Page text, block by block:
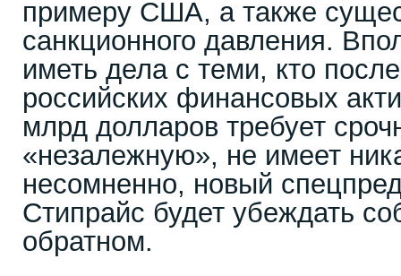
примеру США, а также
санкционного давления.
иметь дела с теми, кто
российских финансовых
млрд долларов требует
«незалежную», не имеет
несомненно, новый
Стипрайс будет убеждать
обратном.